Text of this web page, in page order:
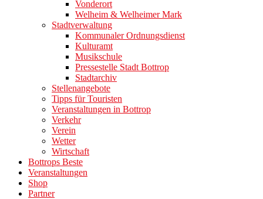
Vonderort
Welheim & Welheimer Mark
Stadtverwaltung
Kommunaler Ordnungsdienst
Kulturamt
Musikschule
Pressestelle Stadt Bottrop
Stadtarchiv
Stellenangebote
Tipps für Touristen
Veranstaltungen in Bottrop
Verkehr
Verein
Wetter
Wirtschaft
Bottrops Beste
Veranstaltungen
Shop
Partner